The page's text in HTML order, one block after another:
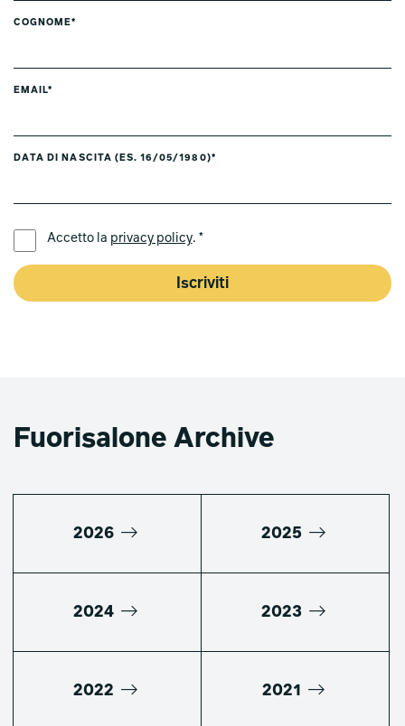
COGNOME*
EMAIL*
DATA DI NASCITA (ES. 16/05/1980)*
Accetto la privacy policy. *
Iscriviti
Fuorisalone Archive
2026 2025
2024 2023
2022 2021